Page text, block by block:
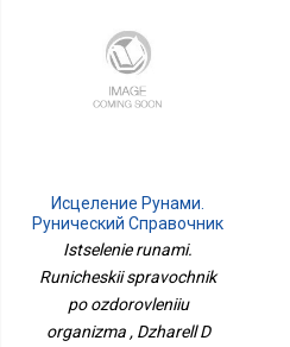
Исцеление Рунами.
Рунический Справочник
По Оздоровлению
Istselenie runami.
Runicheskii spravochnik
po ozdorovleniiu
organizma , Dzharell D